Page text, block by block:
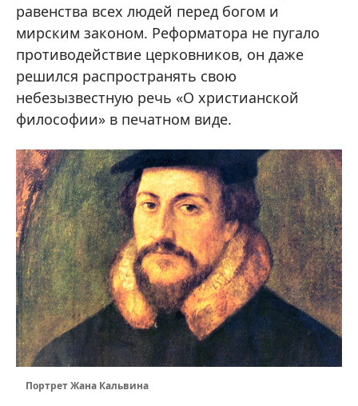
равенства всех людей перед богом и
мирским законом. Реформатора не пугало
противодействие церковников, он даже
решился распространять свою
небезызвестную речь «О христианской
философии» в печатном виде.
Портрет Жана Кальвина